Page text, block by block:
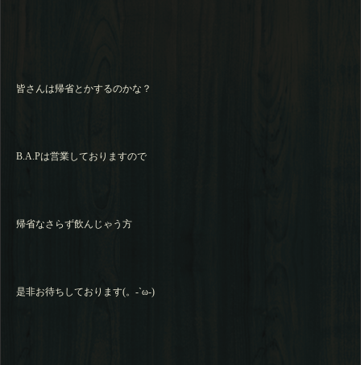
皆さんは帰省とかするのかな？
B.A.Pは営業しておりますので
帰省なさらず飲んじゃう方
是非お待ちしております(。-`ω-)